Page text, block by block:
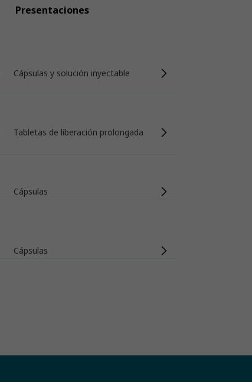
Presentaciones
Cápsulas y solución inyectable
Tabletas de liberación prolongada
Cápsulas
Cápsulas